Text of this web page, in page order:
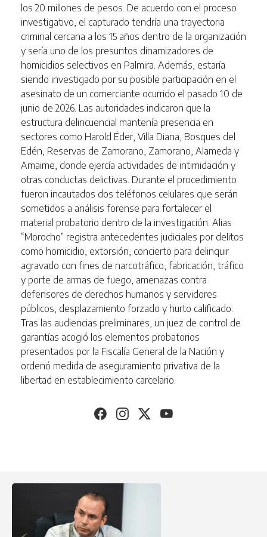
los 20 millones de pesos. De acuerdo con el proceso
investigativo, el capturado tendría una trayectoria
criminal cercana a los 15 años dentro de la organización
y sería uno de los presuntos dinamizadores de
homicidios selectivos en Palmira. Además, estaría
siendo investigado por su posible participación en el
asesinato de un comerciante ocurrido el pasado 10 de
junio de 2026. Las autoridades indicaron que la
estructura delincuencial mantenía presencia en
sectores como Harold Éder, Villa Diana, Bosques del
Edén, Reservas de Zamorano, Zamorano, Alameda y
Amaime, donde ejercía actividades de intimidación y
otras conductas delictivas. Durante el procedimiento
fueron incautados dos teléfonos celulares que serán
sometidos a análisis forense para fortalecer el
material probatorio dentro de la investigación. Alias
“Morocho” registra antecedentes judiciales por delitos
como homicidio, extorsión, concierto para delinquir
agravado con fines de narcotráfico, fabricación, tráfico
y porte de armas de fuego, amenazas contra
defensores de derechos humanos y servidores
públicos, desplazamiento forzado y hurto calificado.
Tras las audiencias preliminares, un juez de control de
garantías acogió los elementos probatorios
presentados por la Fiscalía General de la Nación y
ordenó medida de aseguramiento privativa de la
libertad en establecimiento carcelario.